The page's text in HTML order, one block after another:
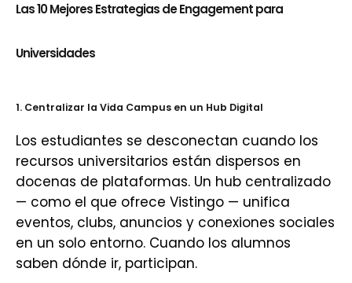
Las 10 Mejores Estrategias de Engagement para
Universidades
1. Centralizar la Vida Campus en un Hub Digital
Los estudiantes se desconectan cuando los
recursos universitarios están dispersos en
docenas de plataformas. Un hub centralizado
— como el que ofrece Vistingo — unifica
eventos, clubs, anuncios y conexiones sociales
en un solo entorno. Cuando los alumnos
saben dónde ir, participan.